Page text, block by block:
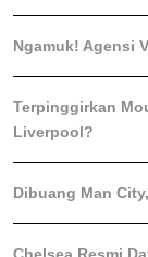
Ngamuk! Agensi
Terpinggirkan
Liverpool?
Dibuang Man